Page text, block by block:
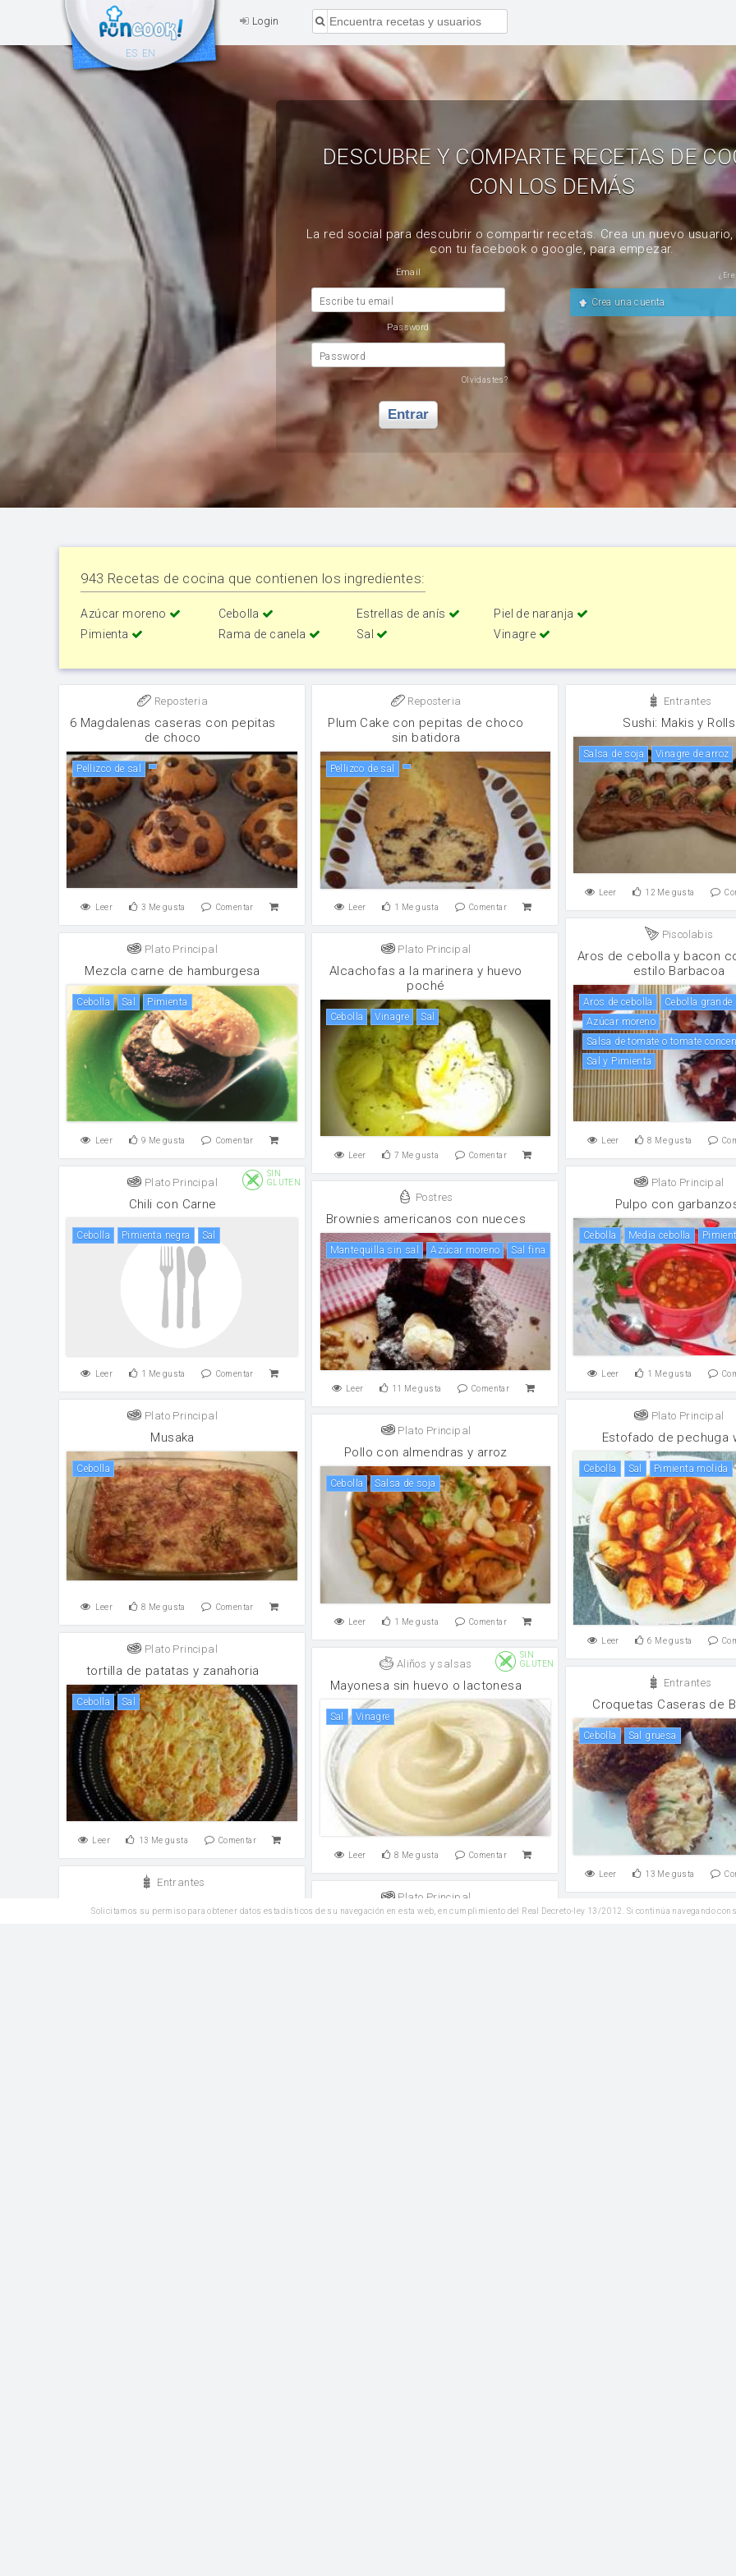
Login
ES EN
DESCUBRE Y COMPARTE RECETAS DE
CON LOS DEMÁS
La red social para descubrir o compartir recetas. Crea un nuevo
con tu facebook o google, para empezar.
Email
Escribe tu email
Password
Password
Olvidastes?
Entrar
Crea una cuenta
943 Recetas de cocina que contienen los ingredientes:
Azúcar moreno Cebolla Estrellas de anís
Piel de naranja
Pimienta
Rama de canela Sal Vinagre
Reposteria
6 Magdalenas caseras con pepitas
de choco
Pellizco de sal
Leer 3 Me gusta Comentar
Reposteria
Plum Cake con pepitas de choco
sin batidora
Pellizco de sal
Leer 1 Me gusta Comentar
Entrantes
Sushi: Makis y Rolls
salsa de soja vinagre de arroz
Leer 12 Me gusta
Piscolabis
Aros de cebolla y bacon
estilo Barbacoa
Aros de cebolla
Cebolla
Azúcar moreno
Salsa de tomate o tomate
Sal y Pimienta
Leer 8 Me gusta
Plato Principal
Mezcla carne de hamburgesa
cebolla sal pimienta
Leer 9 Me gusta Comentar
Plato Principal
Alcachofas a la marinera y huevo
poché
cebolla vinagre sal
Leer 7 Me gusta Comentar
Plato Principal
SIN
GLUTEN
Chili con Carne
cebolla pimienta negra sal
Leer 1 Me gusta Comentar
Plato Principal
Pulpo con
cebolla Media cebolla
Leer 1 Me gusta
Postres
Brownies americanos con nueces
mantequilla sin sal Azúcar moreno Sal fina
Leer 11 Me gusta Comentar
Plato Principal
Musaka
cebolla
Leer 8 Me gusta Comentar
Plato Principal
Estofado de pechuga
cebolla sal Pimienta molida
Leer 6 Me gusta
Plato Principal
Pollo con almendras y arroz
cebolla salsa de soja
Leer 1 Me gusta Comentar
Plato Principal
tortilla de patatas y zanahoria
cebolla sal
Leer 13 Me gusta Comentar
Aliños y salsas
SIN
GLUTEN
Mayonesa sin huevo o lactonesa
sal vinagre
Leer 8 Me gusta Comentar
Entrantes
Croquetas Caseras de
cebolla Sal gruesa
Leer 13 Me gusta
Entrantes
Gazpacho de fresas Plato Principal
Arroz blanco (Thermomix) Ensaladas
Solicitamos su permiso para obtener datos estadísticos de su navegación en esta web, en cumplimiento del Real Decreto-ley 13/2012. Si continúa navegando